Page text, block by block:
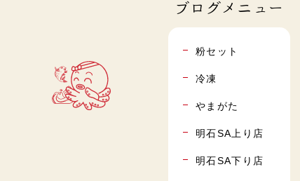
ブログメニュー
粉セット
冷凍
やまがた
明石SA上り店
明石SA下り店